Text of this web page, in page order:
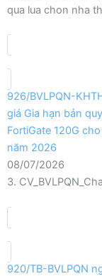
qua lua chon nha
926/BVLPQN-
giá Gia hạn bản
FortiGate 120G
năm 2026
08/07/2026
3.
920/TB-BVLPQN